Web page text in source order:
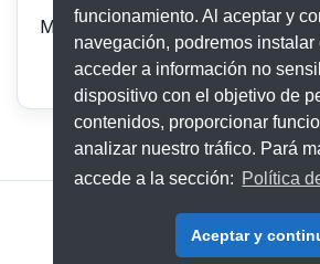
funcionamiento. Al aceptar y
navegación, podremos instalar
acceder a información no
dispositivo con el objetivo de
contenidos, proporcionar
analizar nuestro tráfico. Pará
accede a la sección: Política
Aceptar y
Mostrando registros del 0 al 0
Aviso Legal|Política de
© 2026 - 321Go